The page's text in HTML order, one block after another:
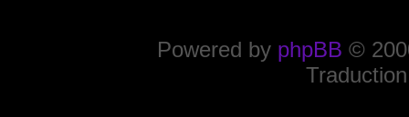
Powered by phpBB ©